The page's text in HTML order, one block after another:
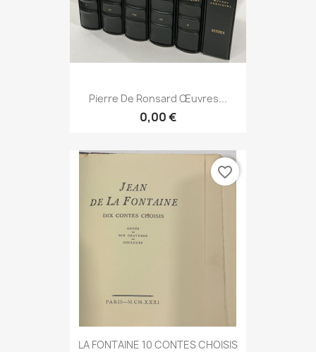
Pierre De Ronsard Œuvres...
0,00 €
LA FONTAINE 10 CONTES CHOISIS
favorite_border